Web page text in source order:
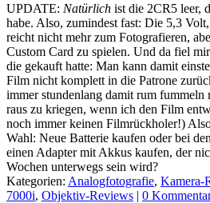
UPDATE: Natürlich ist die 2CR5 leer,
habe. Also, zumindest fast: Die 5,3
reicht nicht mehr zum Fotografieren,
Custom Card zu spielen. Und da fiel
die gekauft hatte: Man kann damit
Film nicht komplett in die Patrone
immer stundenlang damit rum fummeln
raus zu kriegen, wenn ich den Film
noch immer keinen Filmrückholer!)
Wahl: Neue Batterie kaufen oder bei
einen Adapter mit Akkus kaufen, der
Wochen unterwegs sein wird?
Kategorien: Analogfotografie, Kamera-
7000i, Objektiv-Reviews | 0